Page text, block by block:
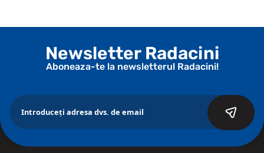
Newsletter Radacini
Aboneaza-te la newsletterul Radacini!